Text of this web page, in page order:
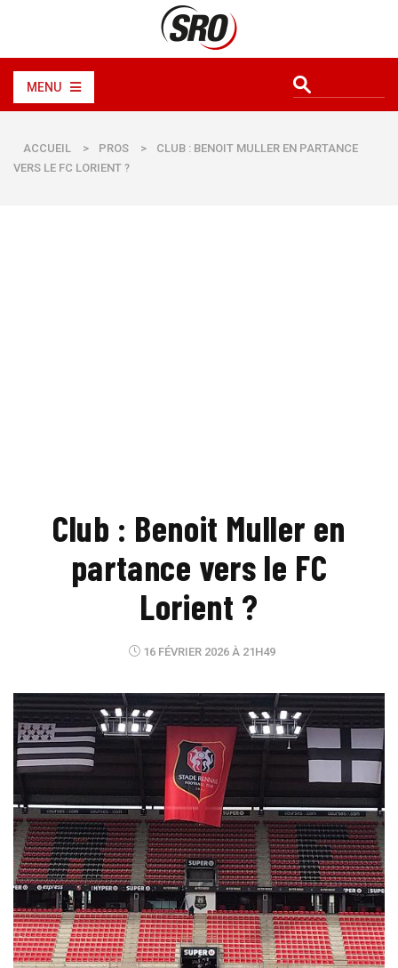
MENU
ACCUEIL > PROS >
CLUB : BENOIT MULLER EN PARTANCE
VERS LE FC LORIENT ?
Club : Benoit Muller en
partance vers le FC
Lorient ?
16 FÉVRIER 2026 À 21H49